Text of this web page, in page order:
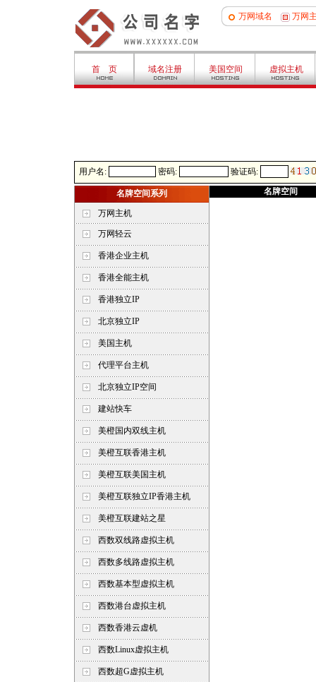
万网域名 万网
首 页 域名注册 美国空间 虚拟主机
用户名: 密码: 验证码:
名牌空间系列
万网主机
万网轻云
香港企业主机
香港全能主机
香港独立IP
北京独立IP
美国主机
代理平台主机
北京独立IP空间
建站快车
美橙国内双线主机
美橙互联香港主机
美橙互联美国主机
美橙互联独立IP香港主机
美橙互联建站之星
西数双线路虚拟主机
西数多线路虚拟主机
西数基本型虚拟主机
西数港台虚拟主机
西数香港云虚机
西数Linux虚拟主机
西数超G虚拟主机
名牌空间